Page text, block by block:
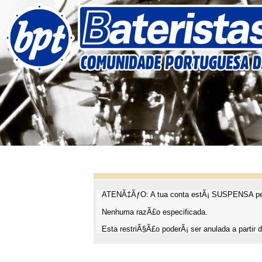
ATENÃ‡ÃƒO: A tua conta estÃ¡ SUSPENSA
Nenhuma razÃ£o especificada.
Esta restriÃ§Ã£o poderÃ¡ ser anulada a partir